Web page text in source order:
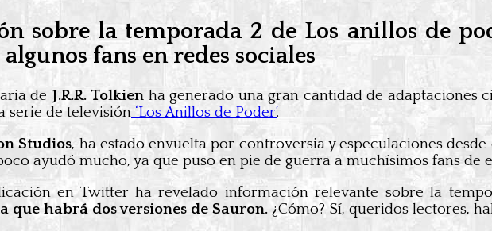
sobre la temporada 2 de Los anillos de
fans en redes sociales
de J.R.R. Tolkien ha generado una gran cantidad de adaptaciones
serie de televisión ‘Los Anillos de Poder’.
Studios, ha estado envuelta por controversia y especulaciones
ayudó mucho, ya que puso en pie de guerra a muchísimos fans de
en Twitter ha revelado información relevante sobre la
que habrá dos versiones de Sauron.¿Cómo? Sí, queridos lectores,